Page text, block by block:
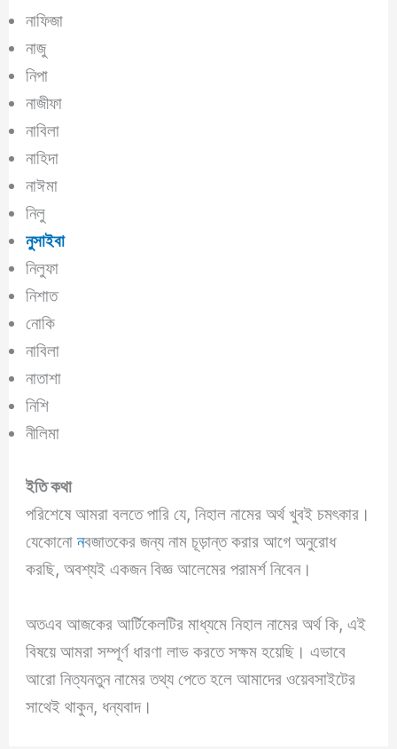
নাফিজা
নাজু
নিপা
নাজীফা
নাবিলা
নাহিদা
নাঈমা
নিলু
নুসাইবা
নিলুফা
নিশাত
নোকি
নাবিলা
নাতাশা
নিশি
নীলিমা
ইতি কথা
পরিশেষে আমরা বলতে পারি যে, নিহাল নামের অর্থ খুবই চমৎকার।
যেকোনোনবজাতকের জন্য নাম চূড়ান্ত করার আগে অনুরোধ
করছি, অবশ্যই একজন বিজ্ঞ আলেমের পরামর্শ নিবেন।
অতএব আজকের আর্টিকেলটির মাধ্যমে নিহাল নামের অর্থ কি, এই
বিষয়ে আমরা সম্পূর্ণ ধারণা লাভ করতে সক্ষম হয়েছি। এভাবে
আরো নিত্যনতুন নামের তথ্য পেতে হলে আমাদের ওয়েবসাইটের
সাথেই থাকুন, ধন্যবাদ।